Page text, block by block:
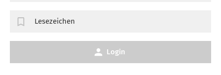
Lesezeichen
Login